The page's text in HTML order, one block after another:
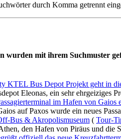
durch Komma getrennt
wurden mit ihrem Suchmuster
KTEL Bus Depot Projekt geht in
Eleonas, ein sehr ehrgeiziges
im Hafen von Gaios
auf Paxos wurde ein neues
Bus & Akropolismuseum ( Tour-
den Hafen von Piräus und die